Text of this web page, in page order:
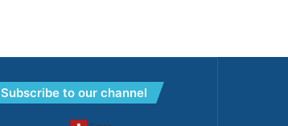
Subscribe to our channel